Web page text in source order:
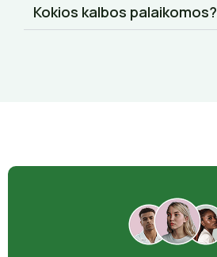
Kokios kalbos palaikomos?